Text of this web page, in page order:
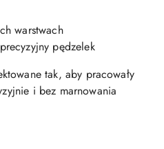
warstwach
pędzelek
tak, aby pracowały
i bez marnowania